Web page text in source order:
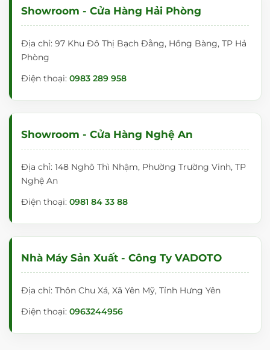
Showroom - Cửa Hàng Hải Phòng
Địa chỉ: 97 Khu Đô Thị Bạch Đằng, Hồng Bàng, TP Hả
Phòng
Điện thoại: 0983 289 958
Showroom - Cửa Hàng Nghệ An
Địa chỉ: 148 Nghô Thì Nhậm, Phường Trường Vinh, TP
Nghệ An
Điện thoại: 0981 84 33 88
Nhà Máy Sản Xuất - Công Ty VADOTO
Địa chỉ: Thôn Chu Xá, Xã Yên Mỹ, Tỉnh Hưng Yên
Điện thoại: 0963244956